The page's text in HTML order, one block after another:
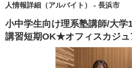
人情報詳細（アルバイト） - 長浜市
小中学生向け理系塾講師/大学
講習短期OK★オフィスカジュ